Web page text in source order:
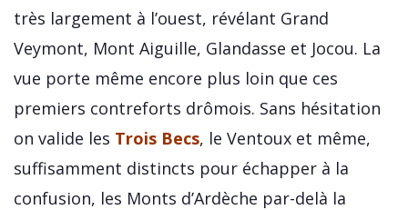
très largement à l’ouest, révélant Grand
Veymont, Mont Aiguille, Glandasse et Jocou. La
vue porte même encore plus loin que ces
premiers contreforts drômois. Sans hésitation
on valide les Trois Becs, le Ventoux et même,
suffisamment distincts pour échapper à la
confusion, les Monts d’Ardèche par-delà la